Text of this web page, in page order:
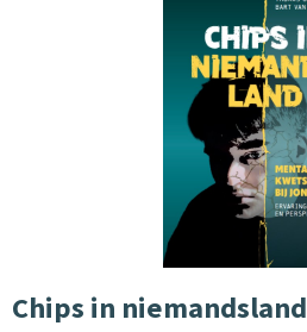
Chips in niemandsland